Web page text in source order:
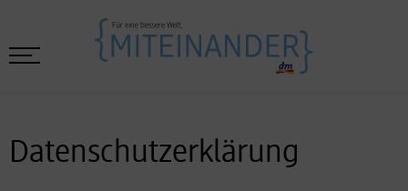
Datenschutzerklärung